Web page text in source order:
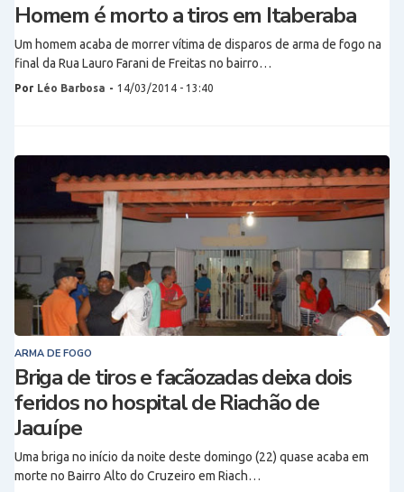
Homem é morto a tiros em Itaberaba
Um homem acaba de morrer vítima de disparos de arma de fogo na
final da Rua Lauro Farani de Freitas no bairro…
Por Léo Barbosa - 14/03/2014 - 13:40
ARMA DE FOGO
Briga de tiros e facãozadas deixa dois
feridos no hospital de Riachão de
Jacuípe
Uma briga no início da noite deste domingo (22) quase acaba em
morte no Bairro Alto do Cruzeiro em Riach…